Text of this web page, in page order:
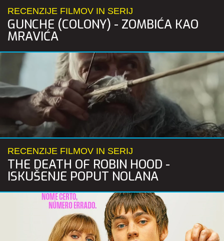
RECENZIJE FILMOV IN SERIJ
GUNCHE (COLONY) - ZOMBIĆA KAO
MRAVIĆA
RECENZIJE FILMOV IN SERIJ
THE DEATH OF ROBIN HOOD -
ISKUŠENJE POPUT NOLANA